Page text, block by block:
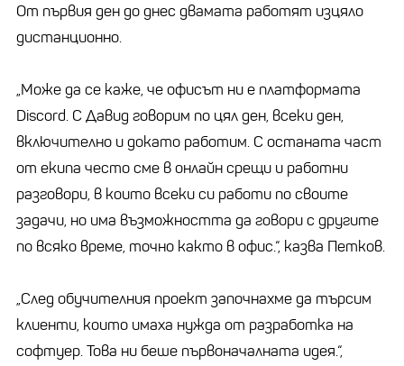
От първия ден до днес двамата работят изцяло
дистанционно.
„Може да се каже, че офисът ни е платформата
Discord. С Давид говорим по цял ден, всеки ден,
включително и докато работим. С останата част
от екипа често сме в онлайн срещи и работни
разговори, в които всеки си работи по своите
задачи, но има възможността да говори с другите
по всяко време, точно както в офис.“, казва Петков.
„След обучителния проект започнахме да търсим
клиенти, които имаха нужда от разработка на
софтуер. Това ни беше първоначалната идея.“,